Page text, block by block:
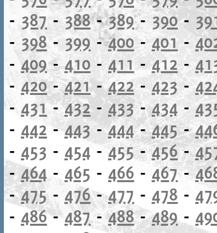
- 387 - 388-389- 390-
- 398 - 399 -400-401 -
-409-410 - 411-412 -
- 420-421-422 - 423 -
- 431-432-433-434-
- 442 -443 -444-445-
- 453 - 454 -455-456-
- 464 - 465 - 466 - 467-
-475- 476-477 - 478 -
- 486-487-488-489-